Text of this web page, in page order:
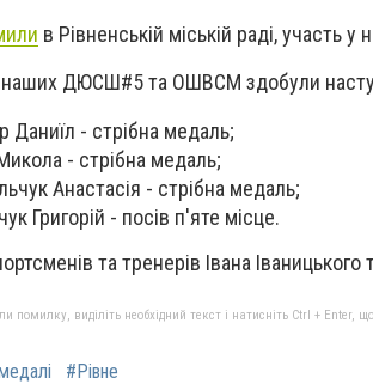
в Рівненській міській раді, участь
наших ДЮСШ#5 та ОШВСМ здобули
Даниїл - стрібна медаль;
- стрібна медаль;
Анастасія - стрібна медаль;
Григорій - посів п'яте місце.
та тренерів Івана
помилку, виділіть необхідний текст і натисніть Ctrl + Enter,
#Рівне